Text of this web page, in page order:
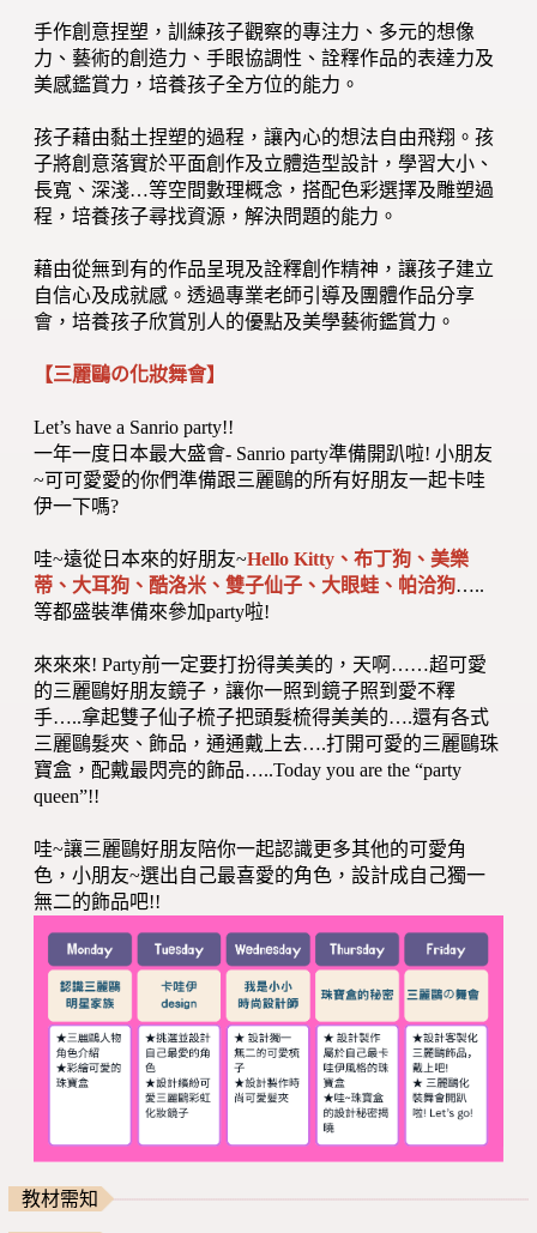
手作創意捏塑，訓練孩子觀察的專注力、多元的想像
力、藝術的創造力、手眼協調性、詮釋作品的表達力及
美感鑑賞力，培養孩子全方位的能力。
孩子藉由黏土捏塑的過程，讓內心的想法自由飛翔。孩
子將創意落實於平面創作及立體造型設計，學習大小、
長寬、深淺…等空間數理概念，搭配色彩選擇及雕塑過
程，培養孩子尋找資源，解決問題的能力。
藉由從無到有的作品呈現及詮釋創作精神，讓孩子建立
自信心及成就感。透過專業老師引導及團體作品分享
會，培養孩子欣賞別人的優點及美學藝術鑑賞力。
【三麗鷗の化妝舞會】
Let’s have a Sanrio party!!
一年一度日本最大盛會- Sanrio party準備開趴啦! 小朋友
~可可愛愛的你們準備跟三麗鷗的所有好朋友一起卡哇
伊一下嗎?
哇~遠從日本來的好朋友~Hello Kitty、布丁狗、美樂
蒂、大耳狗、酷洛米、雙子仙子、大眼蛙、帕洽狗…..
等都盛裝準備來參加party啦!
來來來! Party前一定要打扮得美美的，天啊……超可愛
的三麗鷗好朋友鏡子，讓你一照到鏡子照到愛不釋
手…..拿起雙子仙子梳子把頭髮梳得美美的….還有各式
三麗鷗髮夾、飾品，通通戴上去….打開可愛的三麗鷗珠
寶盒，配戴最閃亮的飾品…..Today you are the “party
queen”!!
哇~讓三麗鷗好朋友陪你一起認識更多其他的可愛角
色，小朋友~選出自己最喜愛的角色，設計成自己獨一
無二的飾品吧!!
教材需知